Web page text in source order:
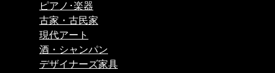
ピアノ･楽器
古家・古民家
現代アート
酒・シャンパン
デザイナーズ家具